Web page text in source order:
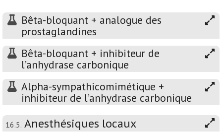
Bêta-bloquant + analogue des
prostaglandines
Bêta-bloquant + inhibiteur de
l’anhydrase carbonique
Alpha-sympathicomimétique +
inhibiteur de l’anhydrase carbonique
16.5. Anesthésiques locaux